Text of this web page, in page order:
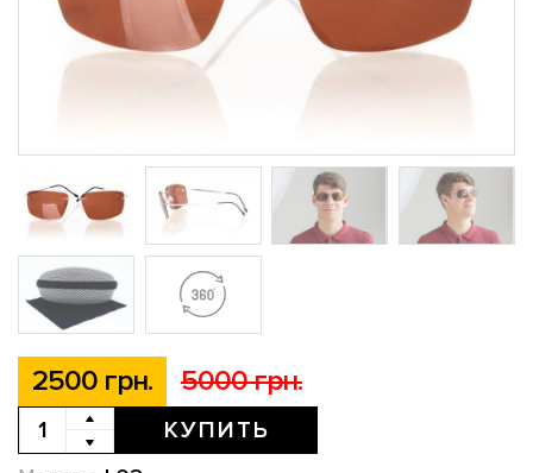
2500 грн. 5000 грн.
КУПИТЬ